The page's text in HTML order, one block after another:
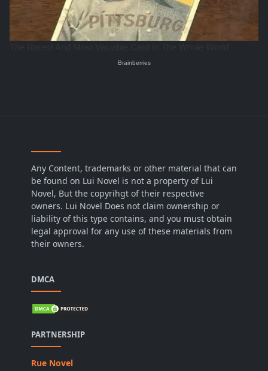
Any Content, trademarks or other material that can
be found on Lui Novel is not a property of Lui
Novel, But the copyrihgt of their respective
owners. Lui Novel Does not claim ownership or
liability of this type contains, and you must obtain
legal approval for any use of these materials from
their owners.
DMCA
PARTNERSHIP
Rue Novel